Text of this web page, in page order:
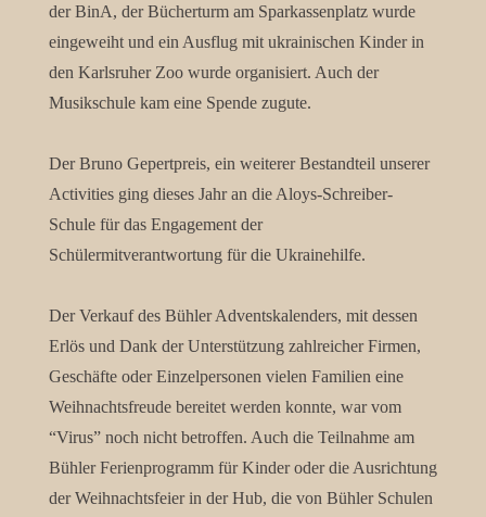
der BinA, der Bücherturm am Sparkassenplatz wurde
eingeweiht und ein Ausflug mit ukrainischen Kinder in
den Karlsruher Zoo wurde organisiert. Auch der
Musikschule kam eine Spende zugute.
Der Bruno Gepertpreis, ein weiterer Bestandteil unserer
Activities ging dieses Jahr an die Aloys-Schreiber-
Schule für das Engagement der
Schülermitverantwortung für die Ukrainehilfe.
Der Verkauf des Bühler Adventskalenders, mit dessen
Erlös und Dank der Unterstützung zahlreicher Firmen,
Geschäfte oder Einzelpersonen vielen Familien eine
Weihnachtsfreude bereitet werden konnte, war vom
“Virus” noch nicht betroffen. Auch die Teilnahme am
Bühler Ferienprogramm für Kinder oder die Ausrichtung
der Weihnachtsfeier in der Hub, die von Bühler Schulen